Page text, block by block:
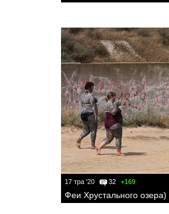
17 тра '20 32 +169
Феи Хрустального озера)